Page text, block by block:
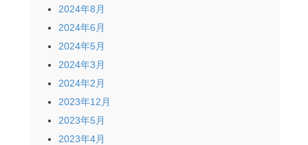
2024年8月
2024年6月
2024年5月
2024年3月
2024年2月
2023年12月
2023年5月
2023年4月